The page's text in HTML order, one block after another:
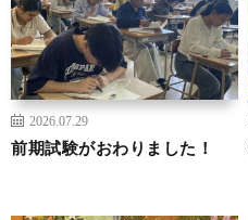
2026.07.29
前期試験がおわりました！